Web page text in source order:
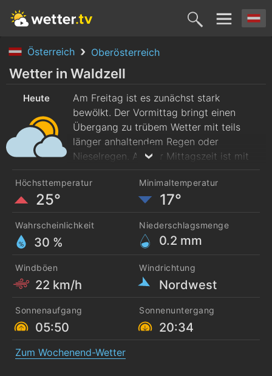
Österreich Oberösterreich
Heute
7. Aug.
Morgen
8. Aug. 9. Aug. 10. Aug.
Wetter in Waldzell
Heute
Am Freitag ist es zunächst stark
bewölkt. Der Vormittag bringt einen
Übergang zu trübem Wetter mit teils
länger anhaltendem Regen oder
Nieselregen. Ab der Mittagszeit ist mit
größtenteils trockenem Wetter zu
rechnen. Nach Frühtemperaturen um 17
Abend auf rund 25 Grad.
Höchsttemperatur
25°
Minimaltemperatur
17°
Wahrscheinlichkeit
30 %
Niederschlagsmenge
0.2 mm
Windböen
22 km/h
Windrichtung
Nordwest
Sonnenaufgang
05:50
Sonnenuntergang
20:34
Zum Wochenend-Wetter